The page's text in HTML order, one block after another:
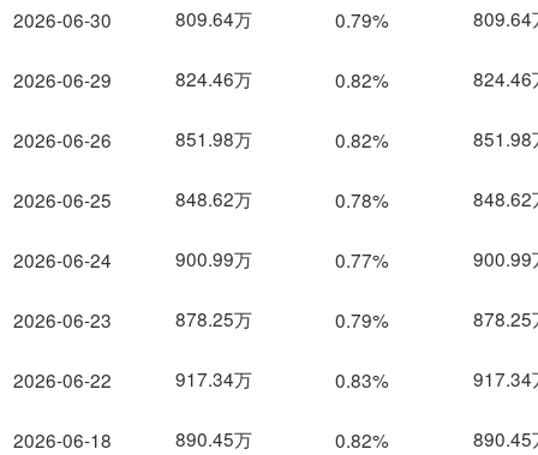
2026-06-30
2026-06-29
2026-06-26
2026-06-25
2026-06-24
2026-06-23
2026-06-22
2026-06-18
809.64万 0.79% 809.64
824.46万 0.82% 824.46
851.98万 0.82% 851.98
848.62万 0.78% 848.62
900.99万 0.77% 900.99
878.25万 0.79% 878.25
917.34万 0.83% 917.34
890.45万 0.82% 890.45